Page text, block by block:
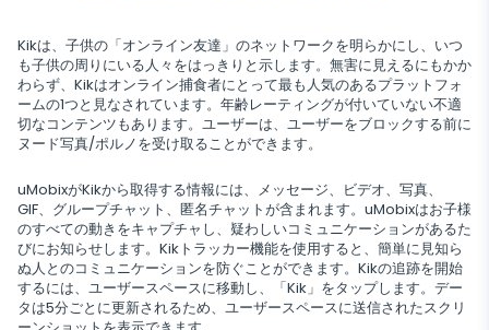
テキストメッセージ
GPS位置
通知
デバイス情報
メッセージングアプリ
WhatsApp
Facebookメッセンジャー
Zoom
Viber
Telegram
Wechat
ソーシャルメディア
ソーシャルメディア
Facebook
Instagram
Snapchat
Tik tok
メディア
インターネット
ブラウザの履歴
閉まっている
Kikは、子供の「オンライン友達」のネットワークを明らかにし、いつ
も子供の周りにいる人々をはっきりと示します。無害に見えるにもかか
わらず、Kikはオンライン捕食者にとって最も人気のあるプラットフォ
ームの1つと見なされています。年齢レーティングが付いていない不適
切なコンテンツもあります。ユーザーは、ユーザーをブロックする前に
ヌード写真/ポルノを受け取ることができます。
uMobixがKikから取得する情報には、メッセージ、ビデオ、写真、
GIF、グループチャット、匿名チャットが含まれます。uMobixはお子様
のすべての動きをキャプチャし、疑わしいコミュニケーションがあるた
びにお知らせします。Kikトラッカー機能を使用すると、簡単に見知ら
ぬ人とのコミュニケーションを防ぐことができます。Kikの追跡を開始
するには、ユーザースペースに移動し、「Kik」をタップします。デー
タは5分ごとに更新されるため、ユーザースペースに送信されたスクリ